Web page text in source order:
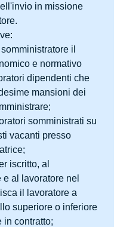
in missione
il
e normativo
dipendenti che
mansioni dei
somministrati su
vacanti presso
iscritto, al
al lavoratore nel
il lavoratore a
superiore o inferiore
in contratto;